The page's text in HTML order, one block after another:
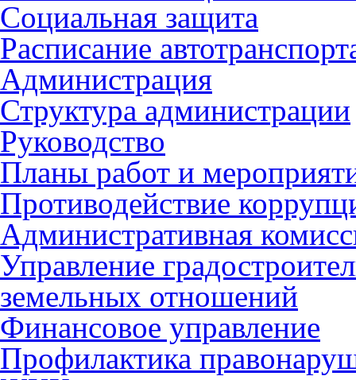
Социальная защита
Расписание
Администрация
Структура администрации
Руководство
Планы работ и
Противодействие
Административная
Управление
земельных отношений
Финансовое управление
Профилактика